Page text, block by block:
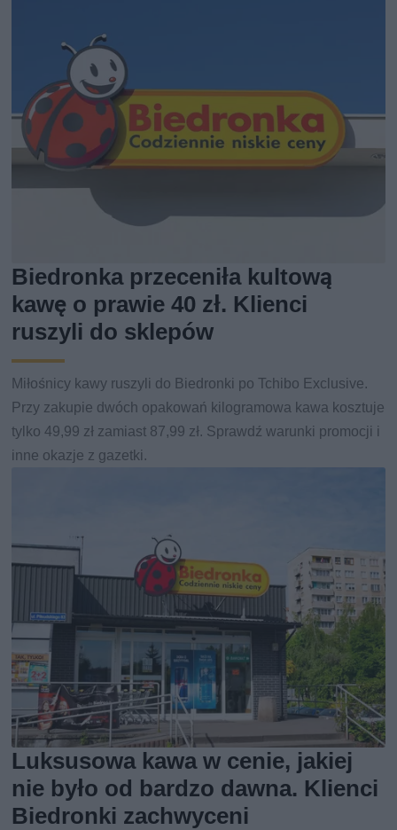
Biedronka przeceniła kultową
kawę o prawie 40 zł. Klienci
ruszyli do sklepów
Miłośnicy kawy ruszyli do Biedronki po Tchibo Exclusive.
Przy zakupie dwóch opakowań kilogramowa kawa kosztuje
tylko 49,99 zł zamiast 87,99 zł. Sprawdź warunki promocji i
inne okazje z gazetki.
Luksusowa kawa w cenie, jakiej
nie było od bardzo dawna. Klienci
Biedronki zachwyceni